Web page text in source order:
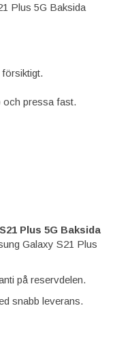
Plus 5G Baksida
och pressa fast.
Plus 5G Baksida
Galaxy S21 Plus
på reservdelen.
snabb leverans.